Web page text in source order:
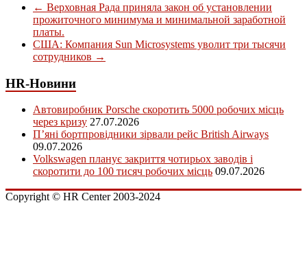
← Верховная Рада приняла закон об установлении
прожиточного минимума и минимальной заработной
платы.
США: Компания Sun Microsystems уволит три тысячи
сотрудников →
HR-Новини
Автовиробник Porsche скоротить 5000 робочих місць
через кризу 27.07.2026
П’яні бортпровідники зірвали рейс British Airways
09.07.2026
Volkswagen планує закриття чотирьох заводів і
скоротити до 100 тисяч робочих місць 09.07.2026
Copyright © HR Center 2003-2024